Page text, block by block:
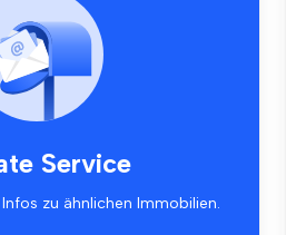
Service
zu ähnlichen Immobilien.